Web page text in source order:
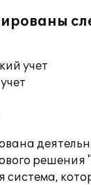
учет
решения
система,